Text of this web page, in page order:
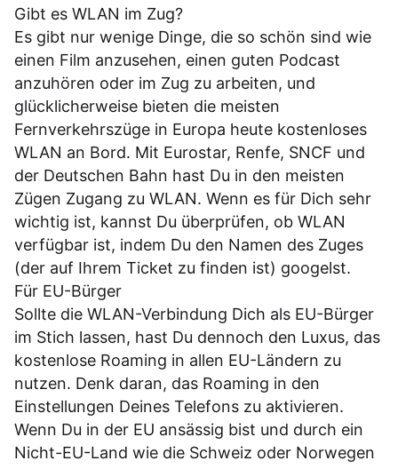
Gibt es WLAN im Zug?
Es gibt nur wenige Dinge, die so schön sind wie
einen Film anzusehen, einen guten Podcast
anzuhören oder im Zug zu arbeiten, und
glücklicherweise bieten die meisten
Fernverkehrszüge in Europa heute kostenloses
WLAN an Bord. Mit Eurostar, Renfe, SNCF und
der Deutschen Bahn hast Du in den meisten
Zügen Zugang zu WLAN. Wenn es für Dich sehr
wichtig ist, kannst Du überprüfen, ob WLAN
verfügbar ist, indem Du den Namen des Zuges
(der auf Ihrem Ticket zu finden ist) googelst.
Für EU-Bürger
Sollte die WLAN-Verbindung Dich als EU-Bürger
im Stich lassen, hast Du dennoch den Luxus, das
kostenlose Roaming in allen EU-Ländern zu
nutzen. Denk daran, das Roaming in den
Einstellungen Deines Telefons zu aktivieren.
Wenn Du in der EU ansässig bist und durch ein
Nicht-EU-Land wie die Schweiz oder Norwegen